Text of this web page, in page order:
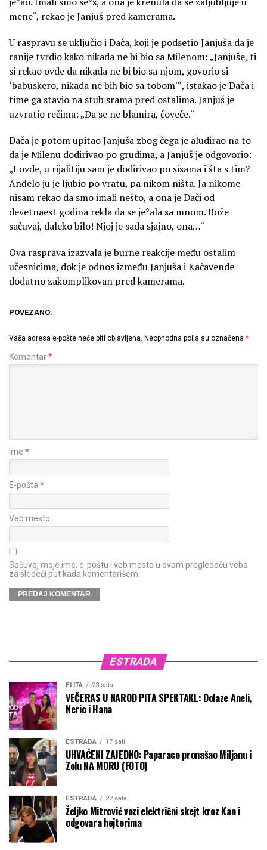
mene“, rekao je Janjuš pred kamerama.
U raspravu se uključio i Dača, koji je podsetio Janjuša da je
ranije tvrdio kako nikada ne bi bio sa Milenom: „Janjuše, ti
si rekao ovde da nikada ne bi bio sa njom, govorio si
‘babuskero, nikada ne bih bio sa tobom'“, istakao je Dača i
time ga stavio na stub srama pred ostalima. Janjuš je
uzvratio rečima: „Da se ne blamira, čoveče.“
Dača je potom upitao Janjuša zbog čega je aludirao na to
da je Milenu dodirivao po grudima, a Janjuš je odgovorio:
„I ovde, u rijalitiju sam je dodirivao po sisama i šta s tim?
Anđelo ju je ljubio po vratu, pa nikom ništa. Ja nikome
nisam rekao da smo imali nešto, a ona je Dači od
devetnaest godina rekla da se je*ala sa mnom. Bože
sačuvaj, daleko bilo! Njoj je sada sjajno, ona…“
Ova rasprava izazvala je burne reakcije među ostalim
učesnicima, dok je odnos između Janjuša i Kačavende
dodatno zakomplikovan pred kamerama.
POVEZANO:
Vaša adresa e-pošte neće biti objavljena. Neophodna polja su označena *
Komentar*
Ime *
E-pošta *
Veb mesto
Sačuvaj moje ime, e-poštu i veb mesto u ovom pregledaču veba
za sledeći put kada komentarišem.
ESTRADA
ELITA 23 sata
VEČERAS U NAROD PITA SPEKTAKL: Dolaze Aneli,
Nerio i Hana
ESTRADA 17 sati
UHVAĆENI ZAJEDNO: Paparaco pronašao Miljanu i
Zolu NA MORU (FOTO)
ESTRADA 22 sata
Željko Mitrović vozi električni skejt kroz Kan i
odgovara hejterima